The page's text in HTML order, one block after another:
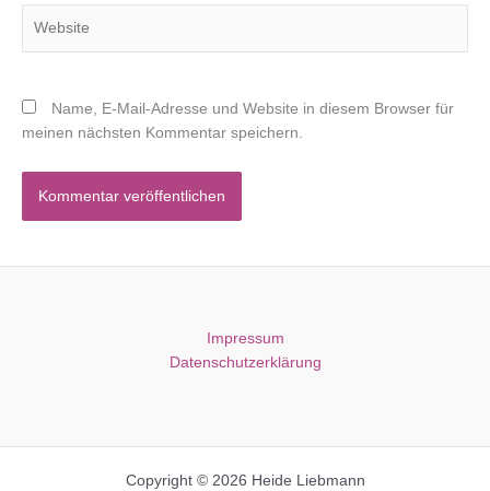
Name, E-Mail-Adresse und Website in diesem Browser für
meinen nächsten Kommentar speichern.
Impressum
Datenschutzerklärung
Copyright © 2026 Heide Liebmann